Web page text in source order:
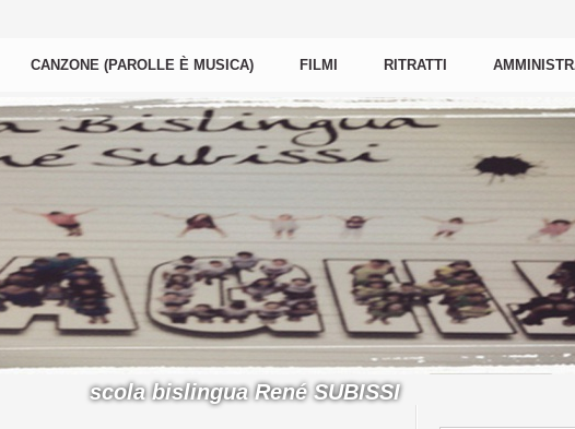
CANZONE (PAROLLE È MUSICA) FILMI RITRATTI
scola bislingua René SUBISSI